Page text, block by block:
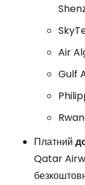
Air
Gulf
Платний
Qatar